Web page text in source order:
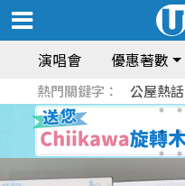
演唱會 優惠著數
熱門關鍵字： 公屋熱話